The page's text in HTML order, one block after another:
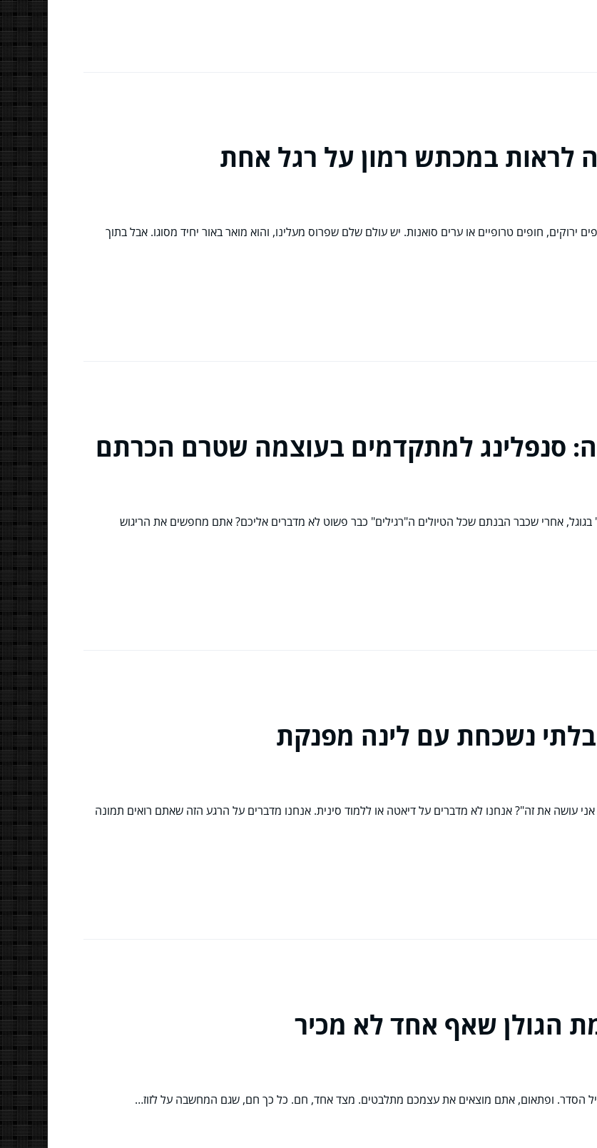
לראות במכתש רמון על רגל אחת
חופים טרופיים או ערים סואנות. יש עולם שלם שפרוס מעלינו, והוא מואר באור יחיד מסוגו. אבל בתוך
סנפלינג למתקדמים בעוצמה שטרם הכרתם
אחרי שכבר הבנתם שכל הטיולים ה"רגילים" כבר פשוט לא מדברים אליכם? אתם מחפשים את הריגוש
בלתי נשכחת עם לינה מפנקת
את זה"? אנחנו לא מדברים על דיאטה או ללמוד סינית. אנחנו מדברים על הרגע הזה שאתם רואים תמונה
הגולן שאף אחד לא מכיר
ליל הסדר. ופתאום, אתם מוצאים את עצמכם מתלבטים. מצד אחד, חם. כל כך חם, שגם המחשבה על לזוז…